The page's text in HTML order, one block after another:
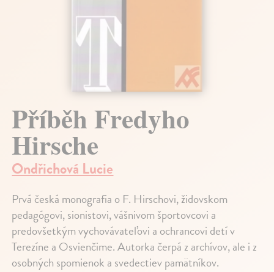
Příběh Fredyho
Hirsche
Ondřichová Lucie
Prvá česká monografia o F. Hirschovi, židovskom
pedagógovi, sionistovi, vášnivom športovcovi a
predovšetkým vychovávateľovi a ochrancovi detí v
Terezíne a Osvienčime. Autorka čerpá z archívov, ale i z
osobných spomienok a svedectiev pamätníkov.